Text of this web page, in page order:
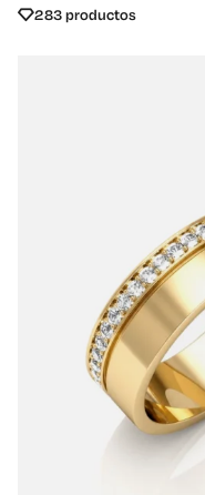
283 productos